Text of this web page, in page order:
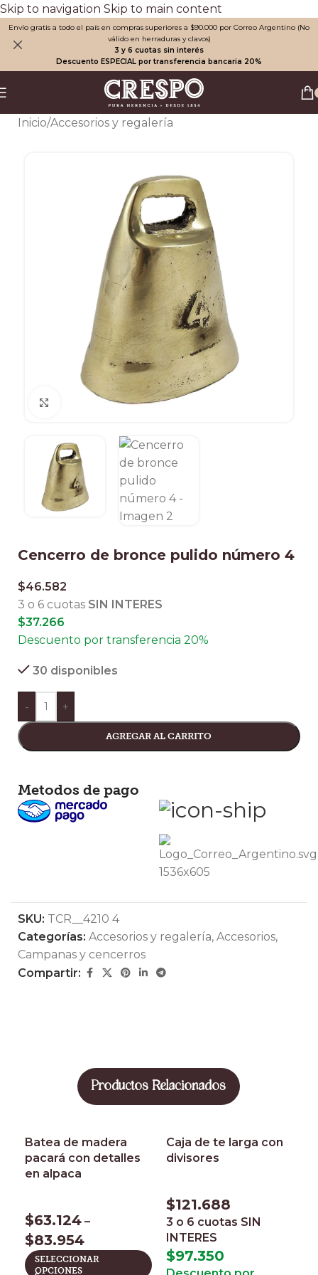
Skip to navigation Skip to main content
Envío gratis a todo el país en compras superiores a $90.000 por Correo Argentino (No
válido en herraduras y clavos)
3 y 6 cuotas sin interés
Descuento ESPECIAL por transferencia bancaria 20%
Inicio/Accesorios y regalería
Clic para ampliar
Cencerro de bronce pulido número 4
$46.582
3 o 6 cuotas SIN INTERES
$37.266
Descuento por transferencia 20%
30 disponibles
- +
AGREGAR AL CARRITO
Metodos de pago
SKU: TCR__4210 4
Categorías: Accesorios y regalería, Accesorios,
Campanas y cencerros
Compartir:
Productos Relacionados
Batea de madera
pacará con detalles
en alpaca
$63.124 –
$83.954
SELECCIONAR
OPCIONES
Caja de te larga con
divisores
$121.688
3 o 6 cuotas SIN
INTERES
$97.350